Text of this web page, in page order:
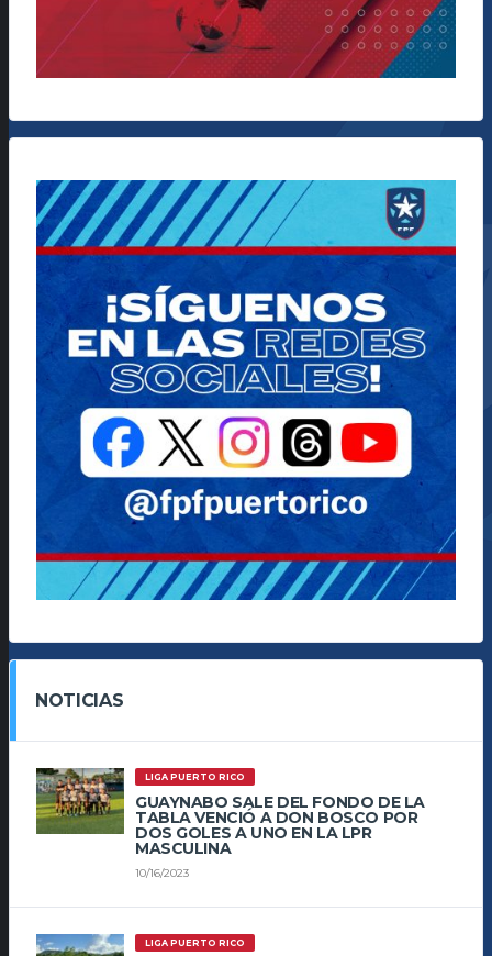
NOTICIAS
LIGA PUERTO RICO
GUAYNABO SALE DEL FONDO DE LA
TABLA VENCIÓ A DON BOSCO POR
DOS GOLES A UNO EN LA LPR
MASCULINA
10/16/2023
LIGA PUERTO RICO